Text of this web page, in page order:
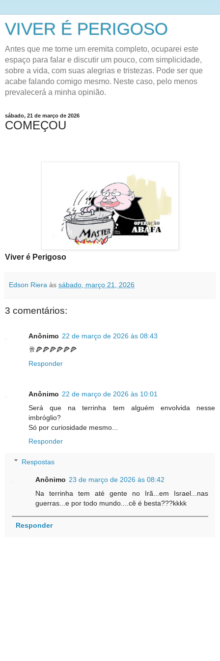
VIVER É PERIGOSO
Antes que me torne um eremita completo, ocuparei este
espaço para falar e discutir um pouco, com simplicidade,
sobre a vida, com suas alegrias e tristezas. Pode ser que
acabe falando comigo mesmo. Neste caso, pelo menos
prevalecerá a minha opinião.
sábado, 21 de março de 2026
COMEÇOU
Viver é Perigoso
Edson Riera às sábado, março 21, 2026
3 comentários:
Anônimo 22 de março de 2026 às 08:43
🥂🍕🍕🍕🍕🍕🍕
Responder
Anônimo 22 de março de 2026 às 10:01
Será que na terrinha tem alguém envolvida nesse
imbróglio?
Só por curiosidade mesmo...
Responder
Respostas
Anônimo 23 de março de 2026 às 08:42
Na terrinha tem até gente no Irã...em Israel...nas
guerras...e por todo mundo....cê é besta???kkkk
Responder